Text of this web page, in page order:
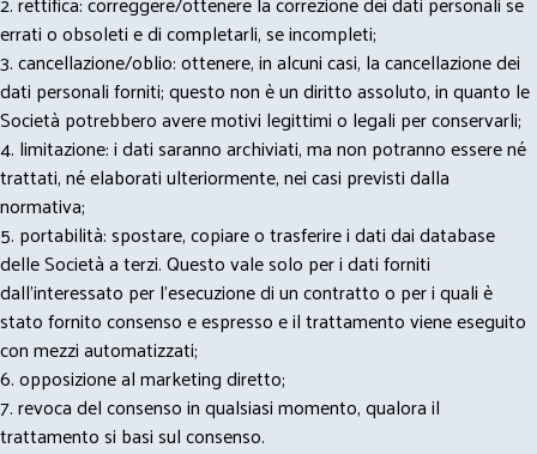
errati o obsoleti e di completarli, se incompleti;
3. cancellazione/oblio: ottenere, in alcuni casi, la cancellazione dei
dati personali forniti; questo non è un diritto assoluto, in quanto le
Società potrebbero avere motivi legittimi o legali per conservarli;
4. limitazione: i dati saranno archiviati, ma non potranno essere né
trattati, né elaborati ulteriormente, nei casi previsti dalla
normativa;
5. portabilità: spostare, copiare o trasferire i dati dai database
delle Società a terzi. Questo vale solo per i dati forniti
dall’interessato per l’esecuzione di un contratto o per i quali è
stato fornito consenso e espresso e il trattamento viene eseguito
con mezzi automatizzati;
6. opposizione al marketing diretto;
7. revoca del consenso in qualsiasi momento, qualora il
trattamento si basi sul consenso.